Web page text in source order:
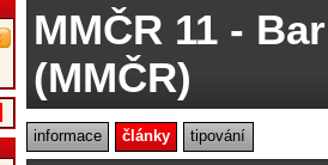
MMČR 11-
(MMČR)
informace články tipování